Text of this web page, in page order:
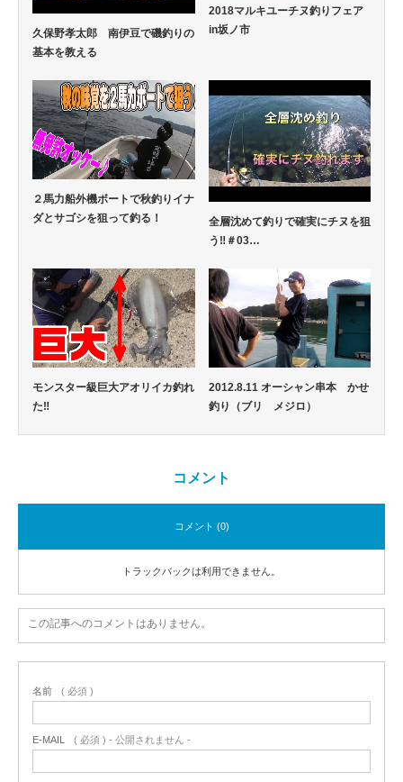
久保野孝太郎 南伊豆で磯釣りの
基本を教える
2018マルキユーチヌ釣りフェア
in坂ノ市
２馬力船外機ボートで秋釣りイナ
ダとサゴシを狙って釣る！
全層沈めて釣りで確実にチヌを狙
う‼️＃03…
モンスター級巨大アオリイカ釣れ
た‼
2012.8.11 オーシャン串本 かせ
釣り（ブリ メジロ）
コメント
コメント (0)
トラックバックは利用できません。
この記事へのコメントはありません。
名前 ( 必須 )
E-MAIL ( 必須 ) - 公開されません -